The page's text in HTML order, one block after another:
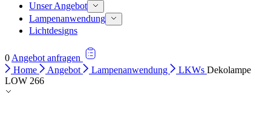
Unser Angebot
Lampenanwendung
Lichtdesigns
0 Angebot anfragen
Home
Angebot Lampenanwendung LKWs Dekolampe
LOW 266